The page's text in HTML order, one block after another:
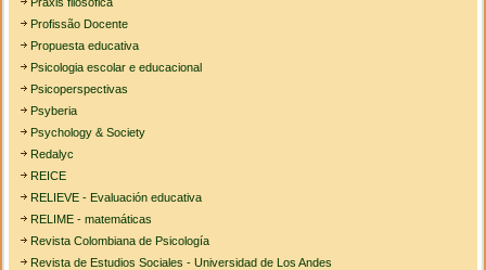
Profissão Docente
Propuesta educativa
Psicologia escolar e educacional
Psicoperspectivas
Psyberia
Psychology & Society
Redalyc
REICE
RELIEVE - Evaluación educativa
RELIME - matemáticas
Revista Colombiana de Psicología
Revista de Estudios Sociales - Universidad de Los Andes